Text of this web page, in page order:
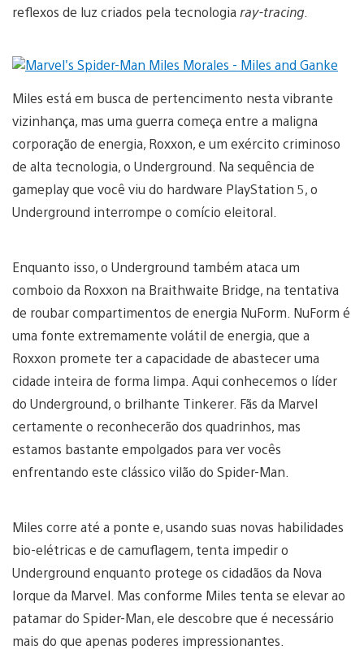
reflexos de luz criados pela tecnologia ray-tracing
Miles está em busca de pertencimento nesta vibrante
vizinhança, mas uma guerra começa entre a maligna
corporação de energia, Roxxon, e um exército criminoso
de alta tecnologia, o Underground. Na sequência de
gameplay que você viu do hardware PlayStation 5, o
Underground interrompe o comício eleitoral.
Enquanto isso, o Underground também ataca um
comboio da Roxxon na Braithwaite Bridge, na tentativa
de roubar compartimentos de energia NuForm. NuForm é
uma fonte extremamente volátil de energia, que a
Roxxon promete ter a capacidade de abastecer uma
cidade inteira de forma limpa. Aqui conhecemos o líder
do Underground, o brilhante Tinkerer. Fãs da Marvel
certamente o reconhecerão dos quadrinhos, mas
estamos bastante empolgados para ver vocês
enfrentando este clássico vilão do Spider-Man.
Miles corre até a ponte e, usando suas novas habilidades
bio-elétricas e de camuflagem, tenta impedir o
Underground enquanto protege os cidadãos da Nova
Iorque da Marvel. Mas conforme Miles tenta se elevar ao
patamar do Spider-Man, ele descobre que é necessário
mais do que apenas poderes impressionantes.